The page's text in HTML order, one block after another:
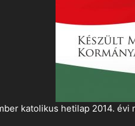
katolikus hetilap 2014.